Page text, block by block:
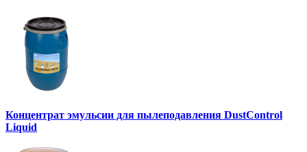
Концентрат эмульсии для пылеподавления DustControl
Liquid